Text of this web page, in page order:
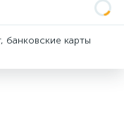
банковские карты